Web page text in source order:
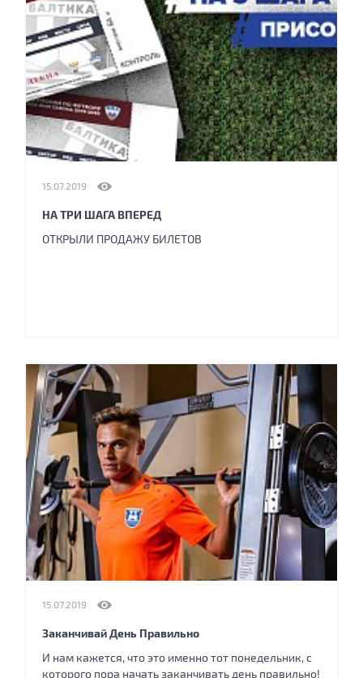
15.07.2019
НА ТРИ ШАГА ВПЕРЕД
ОТКРЫЛИ ПРОДАЖУ БИЛЕТОВ
15.07.2019
Заканчивай День Правильно
И нам кажется, что это именно тот понедельник, с
которого пора начать заканчивать день правильно!